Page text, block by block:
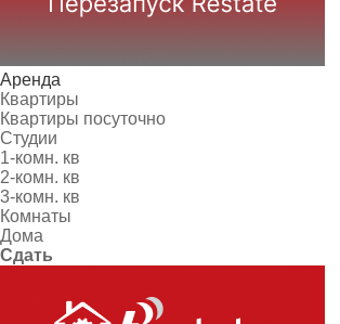
Аренда
Квартиры
Квартиры посуточно
Студии
1-комн. кв
2-комн. кв
3-комн. кв
Комнаты
Дома
Сдать